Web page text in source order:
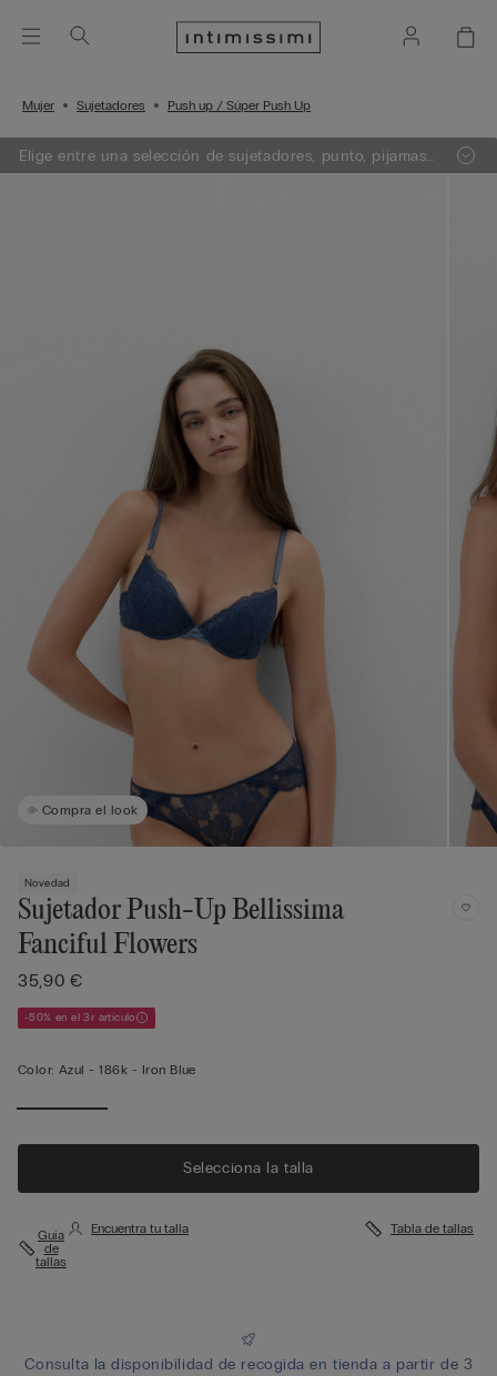
Mujer Sujetadores Push up / Súper Push Up
Elige entre una selección de sujetadores, punto, pijamas
y lencería. Añade 3 artículos a tu carrito y obtén un 50%
Compra el look
Novedad
Sujetador Push-Up Bellissima
Fanciful Flowers
35,90 €
-50% en el 3r artículo
Color: Azul -186k - Iron Blue
Selecciona la talla
Guía
de
tallas
Encuentra tu talla Tabla de tallas
Consulta la disponibilidad de recogida en tienda a partir de 3